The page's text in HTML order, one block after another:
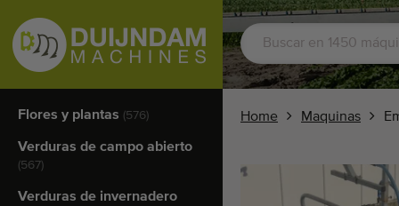
Flores y plantas (576)
Verduras de campo abierto
(567)
Verduras de invernadero
Home Maquinas